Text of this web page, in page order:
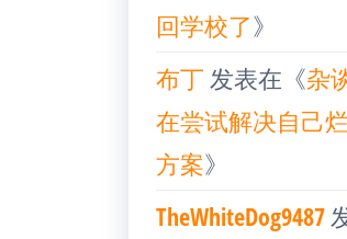
回学校了》
布丁发表在《杂
在尝试解决自己
方案》
TheWhiteDog9487